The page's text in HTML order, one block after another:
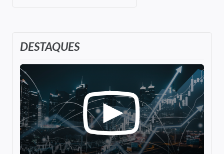
DESTAQUES